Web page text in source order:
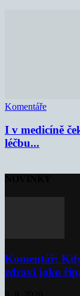
Komentáře
I v medicíně
léčbu...
Komentář:
zdraví jako